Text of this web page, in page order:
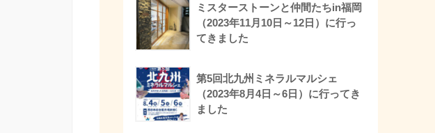
ミスターストーンと仲間たちin福岡
（2023年11月10日～12日）に行っ
てきました
第5回北九州ミネラルマルシェ
（2023年8月4日～6日）に行ってき
ました